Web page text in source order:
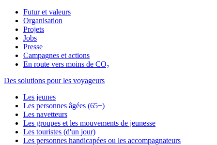
Futur et valeurs
Organisation
Projets
Jobs
Presse
Campagnes et actions
En route vers moins de CO₂
Des solutions pour les voyageurs
Les jeunes
Les personnes âgées (65+)
Les navetteurs
Les groupes et les mouvements de jeunesse
Les touristes (d'un jour)
Les personnes handicapées ou les accompagnateurs